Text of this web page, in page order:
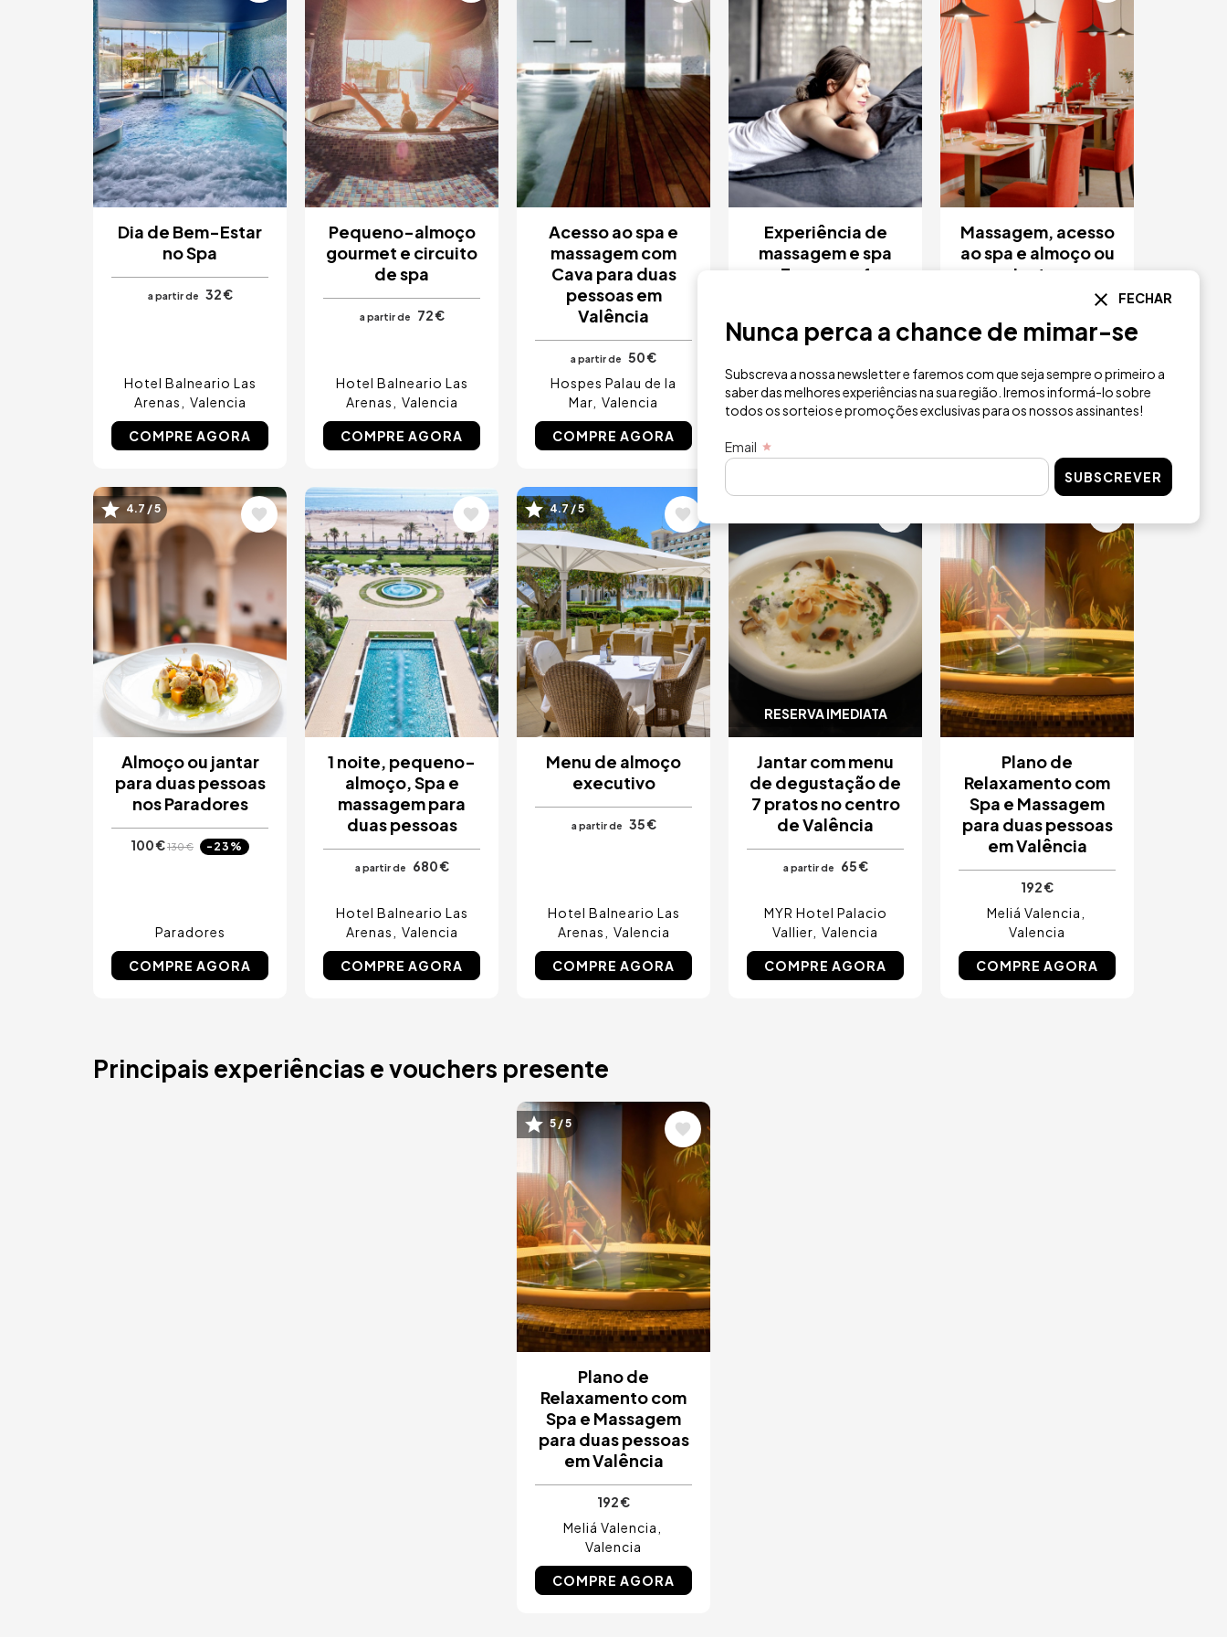
Dia de Bem-Estar
no Spa
a partir de 32 €
Hotel Balneario Las
Arenas
Valencia
COMPRE AGORA
Pequeno-almoço
gourmet e circuito
de spa
a partir de 72 €
Hotel Balneario Las
Arenas
Valencia
COMPRE AGORA
Acesso ao spa e
massagem com
Cava para duas
pessoas em
Valência
a partir de
50 €
Hospes Palau de la
Mar Valencia
COMPRE AGORA
Experiência de
massagem e spa
Essence of
a partir de 75 €
Hospes Palau de la
Mar
Valencia
Massagem, acesso
ao spa e almoço ou
jantar
Hospes Palau de la
Mar
Valencia
Imagem
4.7 / 5
Almoço ou jantar
para duas pessoas
nos Paradores
100 €130 € -23%
Paradores
COMPRE AGORA
Imagem
1 noite, pequeno-
almoço, Spa e
massagem para
duas pessoas
a partir de 680 €
Hotel Balneario Las
Arenas
Valencia
COMPRE AGORA
Imagem
4.7 / 5
Menu de almoço
executivo
a partir de 35 €
Hotel Balneario Las
Arenas
Valencia
COMPRE AGORA
RESERVA IMEDIATA
Jantar com menu
de degustação de
7 pratos no centro
de Valência
a partir de 65 €
MYR Hotel Palacio
Vallier Valencia
COMPRE AGORA
Plano de
Relaxamento com
Spa e Massagem
para duas pessoas
em Valência
192 €
Meliá Valencia
Valencia
COMPRE AGORA
Principais experiências e vouchers presente
Imagem
5 / 5
Plano de
Relaxamento com
Spa e Massagem
para duas pessoas
em Valência
192 €
Meliá Valencia
Valencia
COMPRE AGORA
FECHAR
Nunca perca a chance de mimar-se
Subscreva a nossa newsletter e faremos com que seja sempre o primeiro a
saber das melhores experiências na sua região. Iremos informá-lo sobre
todos os sorteios e promoções exclusivas para os nossos assinantes!
Email
SUBSCREVER